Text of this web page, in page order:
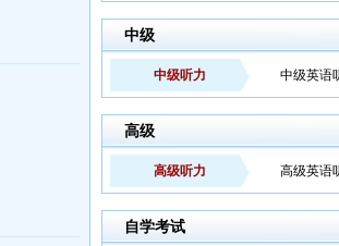
中级
中级听力 中级英语
高级
高级听力 高级英语
自学考试